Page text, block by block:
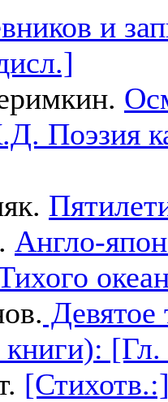
и
Поэзия
Англо-
книги):